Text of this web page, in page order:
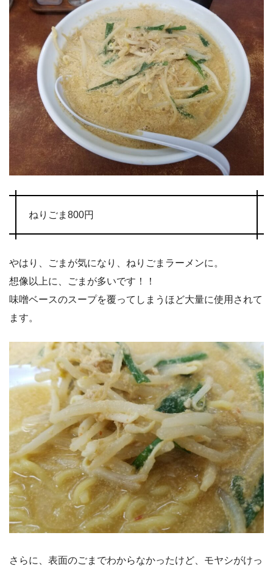
ねりごま800円
やはり、ごまが気になり、ねりごまラーメンに。
想像以上に、ごまが多いです！！
味噌ベースのスープを覆ってしまうほど大量に使用されて
ます。
さらに、表面のごまでわからなかったけど、モヤシがけっ